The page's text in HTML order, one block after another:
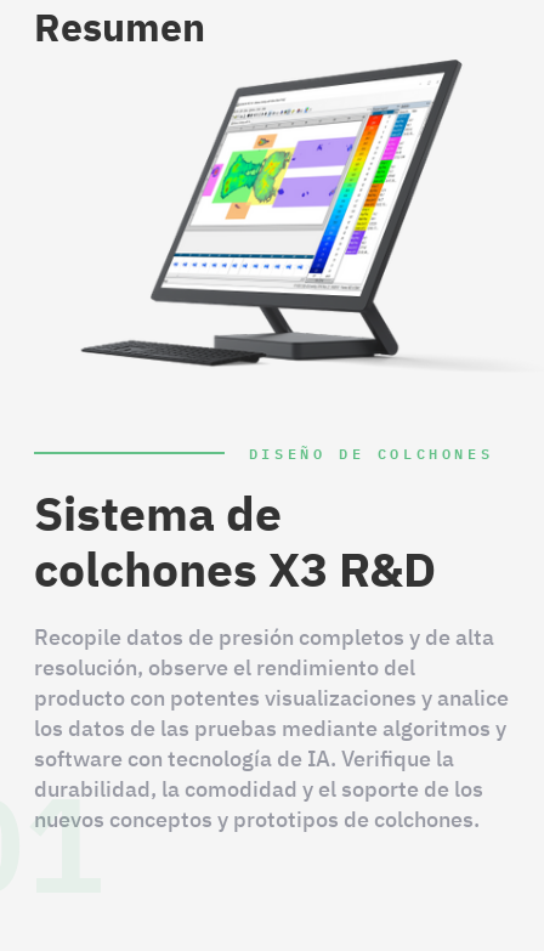
Resumen
DISEÑO DE COLCHONES
Sistema de
colchones X3 R&D
Recopile datos de presión completos y de alta
resolución, observe el rendimiento del
producto con potentes visualizaciones y analice
los datos de las pruebas mediante algoritmos y
software con tecnología de IA. Verifique la
durabilidad, la comodidad y el soporte de los
nuevos conceptos y prototipos de colchones.